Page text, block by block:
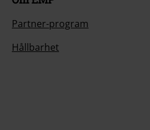
Partner-program
Hållbarhet